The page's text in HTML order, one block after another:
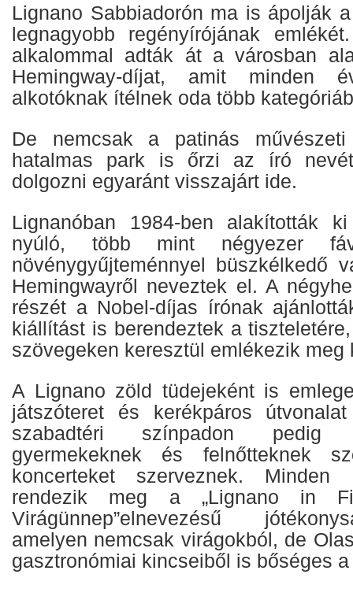
Lignano Sabbiadorón ma is ápolják
legnagyobb regényírójának
alkalommal adták át a városban
Hemingway-díjat, amit minden
alkotóknak ítélnek oda több
De nemcsak a patinás
hatalmas park is őrzi az író
dolgozni egyaránt visszajárt ide.
Lignanóban 1984-ben alakították
nyúló, több mint négyezer
növénygyűjteménnyel büszkélkedő
Hemingwayről neveztek el. A
részét a Nobel-díjas írónak
kiállítást is berendeztek a
szövegeken keresztül emlékezik meg
A Lignano zöld tüdejeként is
játszóteret és kerékpáros
szabadtéri színpadon pedig
gyermekeknek és felnőtteknek
koncerteket szerveznek.
rendezik meg a „Lignano in
Virágünnep”elnevezésű
amelyen nemcsak virágokból, de
gasztronómiai kincseiből is bőséges